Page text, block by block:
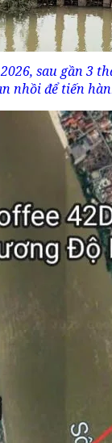
sau gần 3
nhồi để tiến